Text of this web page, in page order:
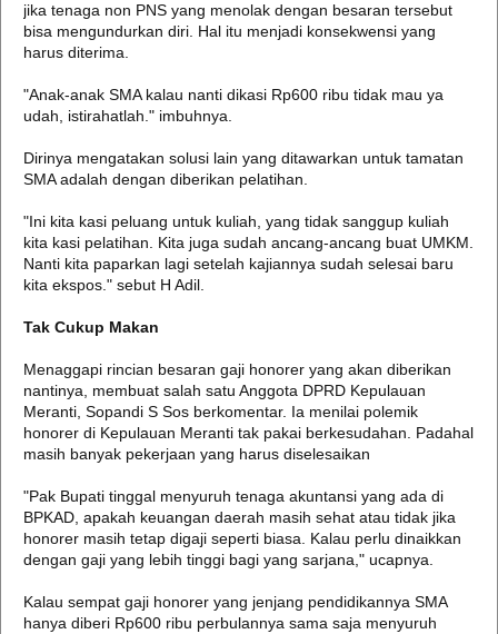
jika tenaga non PNS yang menolak dengan besaran tersebut
bisa mengundurkan diri. Hal itu menjadi konsekwensi yang
harus diterima.
"Anak-anak SMA kalau nanti dikasi Rp600 ribu tidak mau ya
udah, istirahatlah." imbuhnya.
Dirinya mengatakan solusi lain yang ditawarkan untuk tamatan
SMA adalah dengan diberikan pelatihan.
"Ini kita kasi peluang untuk kuliah, yang tidak sanggup kuliah
kita kasi pelatihan. Kita juga sudah ancang-ancang buat UMKM.
Nanti kita paparkan lagi setelah kajiannya sudah selesai baru
kita ekspos." sebut H Adil.
Tak Cukup Makan
Menaggapi rincian besaran gaji honorer yang akan diberikan
nantinya, membuat salah satu Anggota DPRD Kepulauan
Meranti, Sopandi S Sos berkomentar. Ia menilai polemik
honorer di Kepulauan Meranti tak pakai berkesudahan. Padahal
masih banyak pekerjaan yang harus diselesaikan
"Pak Bupati tinggal menyuruh tenaga akuntansi yang ada di
BPKAD, apakah keuangan daerah masih sehat atau tidak jika
honorer masih tetap digaji seperti biasa. Kalau perlu dinaikkan
dengan gaji yang lebih tinggi bagi yang sarjana," ucapnya.
Kalau sempat gaji honorer yang jenjang pendidikannya SMA
hanya diberi Rp600 ribu perbulannya sama saja menyuruh